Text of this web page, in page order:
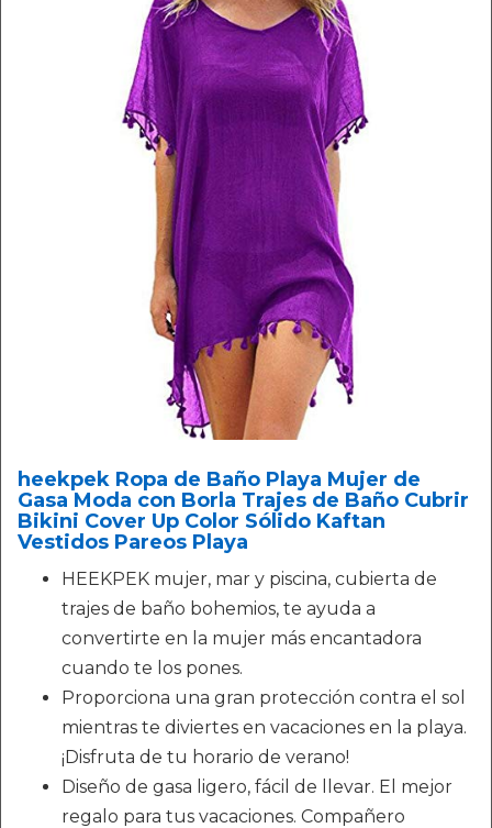
heekpek Ropa de Baño Playa Mujer de
Gasa Moda con Borla Trajes de Baño Cubrir
Bikini Cover Up Color Sólido Kaftan
Vestidos Pareos Playa
HEEKPEK mujer, mar y piscina, cubierta de
trajes de baño bohemios, te ayuda a
convertirte en la mujer más encantadora
cuando te los pones.
Proporciona una gran protección contra el sol
mientras te diviertes en vacaciones en la playa.
¡Disfruta de tu horario de verano!
Diseño de gasa ligero, fácil de llevar. El mejor
regalo para tus vacaciones. Compañero